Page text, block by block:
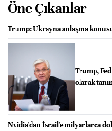
Öne Çıkanlar
Trump: Ukrayna anlaşma
Trump, Fed
olarak
Nvidia'dan İsrail'e milyarlarca